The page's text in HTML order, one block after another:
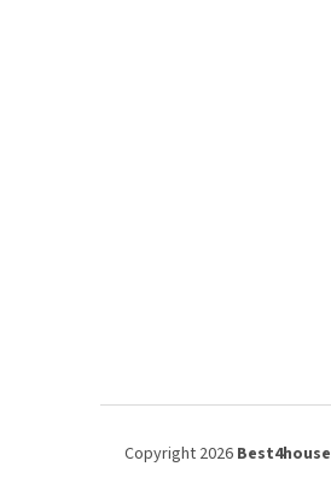
Copyright 2026 Best4house